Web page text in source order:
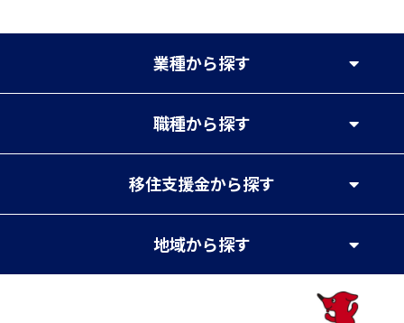
業種から探す
職種から探す
移住支援金から探す
地域から探す